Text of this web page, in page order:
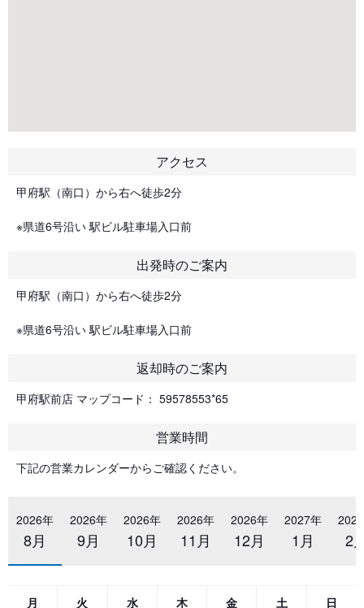
アクセス
甲府駅（南口）から右へ徒歩2分
※県道6号沿い 駅ビル駐車場入口前
出発時のご案内
甲府駅（南口）から右へ徒歩2分
※県道6号沿い 駅ビル駐車場入口前
返却時のご案内
甲府駅前店 マップコード： 59578553*65
営業時間
下記の営業カレンダーからご確認ください。
2026年
8月
2026年
9月
2026年
10月
2026年
11月
2026年
12月
2027年
1月 2
月 火 水 木 金 土 日